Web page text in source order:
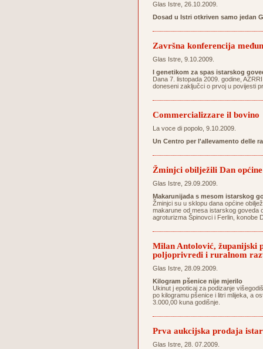
Glas Istre, 26.10.2009.
Dosad u Istri otkriven samo jedan
Završna konferencija
Glas Istre, 9.10.2009.
I genetikom za spas istarskog
Dana 7. listopada 2009. godine,
doneseni zaključci o prvoj u povijesti
Commercializzare il bovino
La voce di popolo, 9.10.2009.
Un Centro per l'allevamento delle
Žminjci obilježili Dan općine
Glas Istre, 29.09.2009.
Makarunijada s mesom istarskog
Žminjci su u sklopu dana općine
makarune od mesa istarskog goveda
agroturizma Špinovci i Ferlin, konobe
Milan Antolović, županijski
poljoprivredi i ruralnom
Glas Istre, 28.09.2009.
Kilogram pšenice nije mjerilo
Ukinut j epoticaj za podizanje
po kilogramu pšenice i litri mlijeka, a
3.000,00 kuna godišnje.
Prva aukcijska prodaja
Glas Istre, 28. 07.2009.